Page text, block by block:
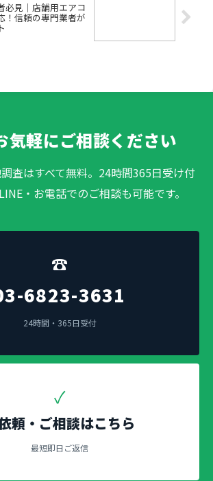
必見｜店舗用エアコ
！信頼の専門業者が
気軽にご相談ください
査はすべて無料。24時間365日受け付
・お電話でのご相談も可能です。
☎
6823-3631
24時間・365日受付
✓
頼・ご相談はこちら
最短即日ご返信